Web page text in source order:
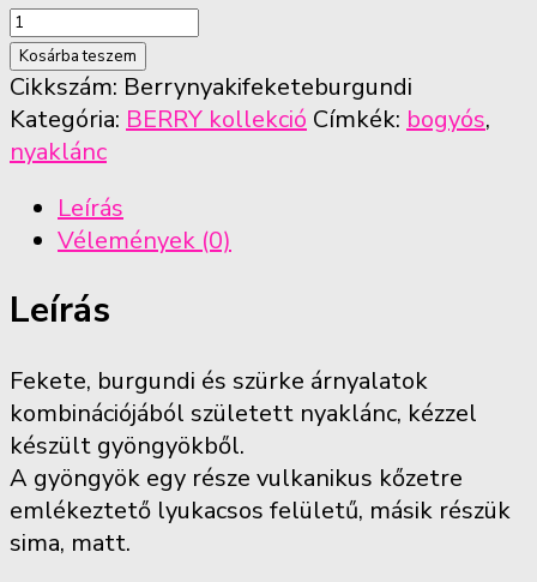
Szürke-
fekete-
burgundi
bogyós
nyaklánc
Kosárba teszem
Cikkszám: Berrynyakifeketeburgundi
Kategória: BERRY kollekció Címkék: bogyós,
nyaklánc
Leírás
Vélemények (0)
Leírás
Fekete, burgundi és szürke árnyalatok
kombinációjából született nyaklánc, kézzel
készült gyöngyökből.
A gyöngyök egy része vulkanikus kőzetre
emlékeztető lyukacsos felületű, másik részük
sima, matt.